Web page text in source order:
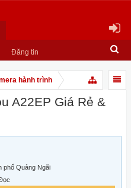
Đăng tin
hành trình
A22EP Giá Rẻ &
phố Quảng Ngãi